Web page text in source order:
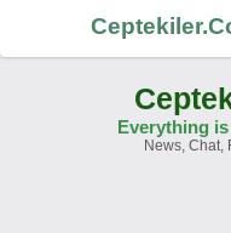
Everything
News, Chat,